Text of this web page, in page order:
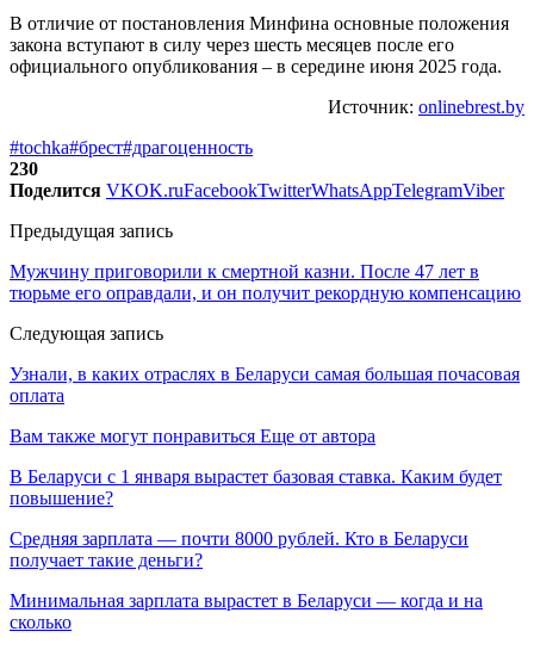
В отличие от постановления Минфина основные положения
закона вступают в силу через шесть месяцев после его
официального опубликования – в середине июня 2025 года.
Источник: onlinebrest.by
#tochka#брест#драгоценность
230
Поделится VKOK.ruFacebookTwitterWhatsAppTelegramViber
Предыдущая запись
Мужчину приговорили к смертной казни. После 47 лет в
тюрьме его оправдали, и он получит рекордную компенсацию
Следующая запись
Узнали, в каких отраслях в Беларуси самая большая почасовая
оплата
Вам также могут понравиться Еще от автора
В Беларуси с 1 января вырастет базовая ставка. Каким будет
повышение?
Средняя зарплата — почти 8000 рублей. Кто в Беларуси
получает такие деньги?
Минимальная зарплата вырастет в Беларуси — когда и на
сколько